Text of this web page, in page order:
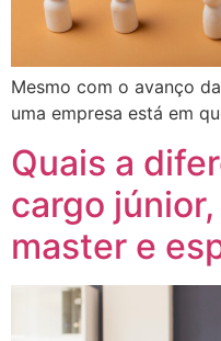
Mesmo com o avanço
uma empresa está em
Quais a
cargo
master e